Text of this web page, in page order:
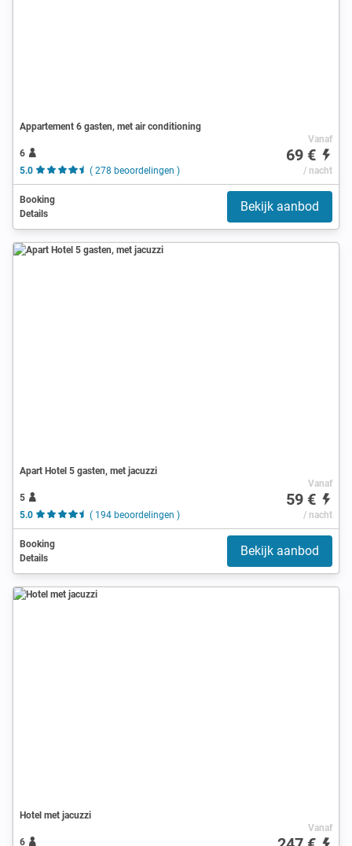
Appartement 6 gasten, met air conditioning
6
5.0
( 278 beoordelingen )
Vanaf
69 €
/ nacht
Booking
Details
Bekijk aanbod
Apart Hotel 5 gasten, met jacuzzi
5
5.0
( 194 beoordelingen )
Vanaf
59 €
/ nacht
Booking
Details
Bekijk aanbod
Hotel met jacuzzi
6
Vanaf